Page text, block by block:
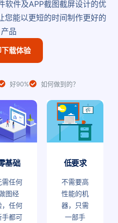
软件及APP截图截屏设计的优
您能以更短的时间制作更好的
产品
载体验
好90% 如何做到的？
基础
需任何
图经
，任何
手都可
低要求
不需要高
性能的机
器，只需
一部手